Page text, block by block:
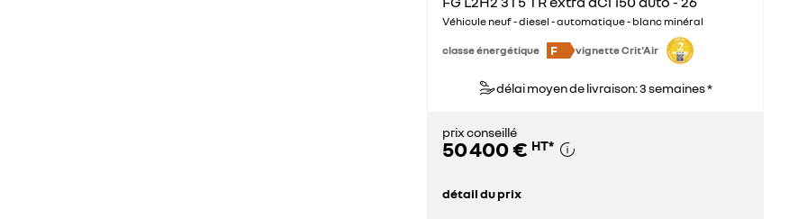
Véhicule neuf - diesel - automatique - blanc minéral
classe énergétique F vignette Crit'Air
délai moyen de livraison: 3 semaines *
prix conseillé
50 400 € HT*
détail du prix